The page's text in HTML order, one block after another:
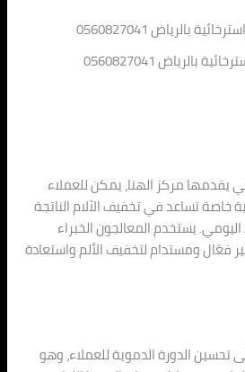
بالرياض 0560827041
يقدمها مركز الهنا، يمكن للعملاء
خاصة تساعد في تخفيف الآلام الناتجة
يستخدم المعالجون الخبراء
فعّال ومستدام لتخفيف الألم واستعادة
الدورة الدموية للعملاء، وهو